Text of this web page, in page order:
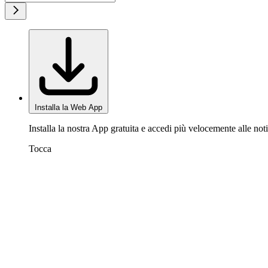
Installa la Web App
Installa la nostra App gratuita e accedi più velocemente alle
Tocca